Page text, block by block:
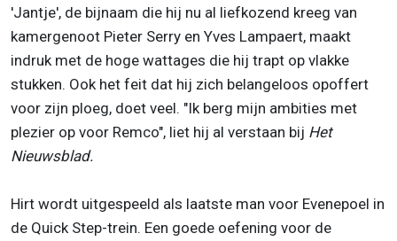
'Jantje', de bijnaam die hij nu al liefkozend kreeg van
kamergenoot Pieter Serry en Yves Lampaert, maakt
indruk met de hoge wattages die hij trapt op vlakke
stukken. Ook het feit dat hij zich belangeloos opoffert
voor zijn ploeg, doet veel. "Ik berg mijn ambities met
plezier op voor Remco", liet hij al verstaan bij Het
Nieuwsblad.
Hirt wordt uitgespeeld als laatste man voor Evenepoel in
de Quick Step-trein. Een goede oefening voor de